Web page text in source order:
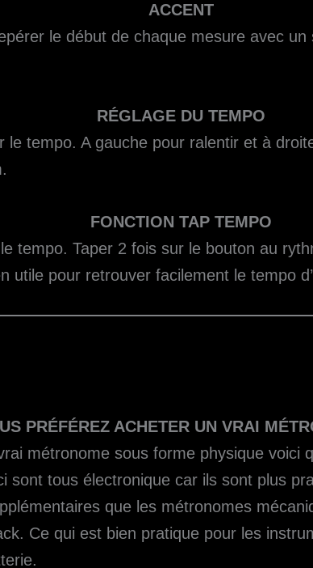
ACCENT
le début de chaque mesure avec
RÉGLAGE DU TEMPO
le tempo. A gauche pour ralentir et à
FONCTION TAP TEMPO
tempo. Taper 2 fois sur le bouton au
utile pour retrouver facilement le tempo
PRÉFÉREZ ACHETER UN VRAI
métronome sous forme physique voici
sont tous électronique car ils sont plus
que les métronomes
Ce qui est bien pratique pour les